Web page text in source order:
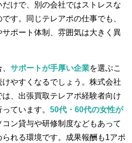
けで、別の会社ではストレスな
す。同じテレアポの仕事でも、
ポート体制、雰囲気は大きく異
サポートが手厚い企業を選ぶこ
やすくなるでしょう。株式会社
、出張買取テレアポ経験者向け
ています。 50代・60代の女性が
コン貸与や研修制度などもあって
れる環境です。成果報酬も1アポ